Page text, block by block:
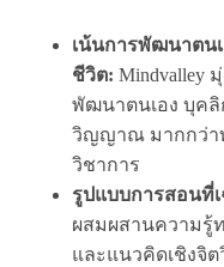
เน้นการพัฒนาตน
ชีวิต: Mindvalley
พัฒนาตนเอง บุค
วิญญาณ มากกว่า
วิชาการ
รูปแบบการสอนที่
ผสมผสานความรู้
และแนวคิดเชิงจิ